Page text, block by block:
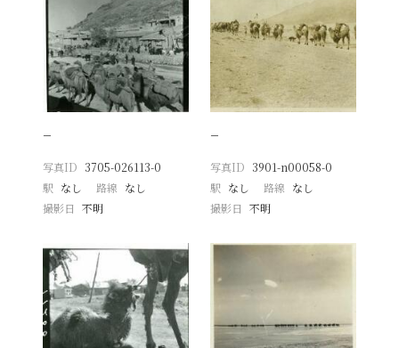
−
写真ID 3705-026113-0
駅 なし 路線 なし
撮影日
不明
−
写真ID 3901-n00058-0
駅 なし 路線 なし
撮影日 不明